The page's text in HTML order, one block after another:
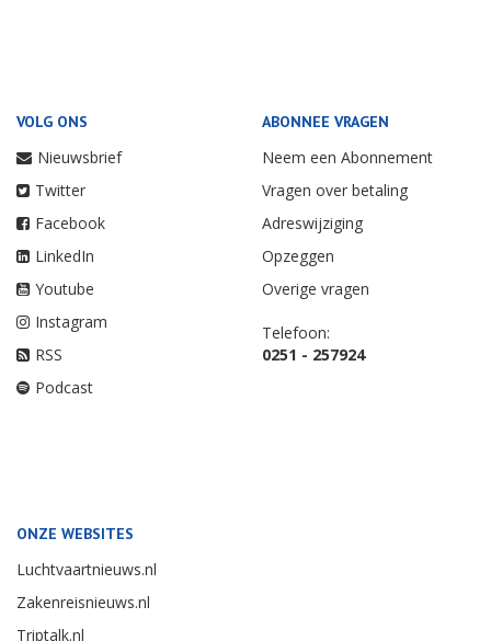
VOLG ONS
Nieuwsbrief
Twitter
Facebook
LinkedIn
Youtube
Instagram
RSS
Podcast
ABONNEE VRAGEN
Neem een Abonnement
Vragen over betaling
Adreswijziging
Opzeggen
Overige vragen
Telefoon:
0251 - 257924
ONZE WEBSITES
Luchtvaartnieuws.nl
Zakenreisnieuws.nl
Triptalk.nl